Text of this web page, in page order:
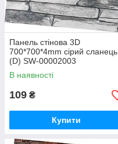
Панель стінова 3D
700*700*4mm сірий сланець
(D) SW-00002003
В наявності
109 ₴
Купити